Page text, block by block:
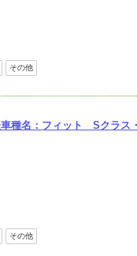
その他
種名：フィット Sクラス
その他